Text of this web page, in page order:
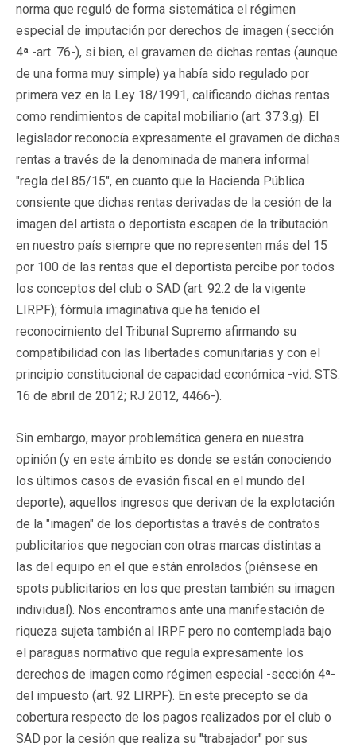
norma que reguló de forma sistemática el régimen
especial de imputación por derechos de imagen (sección
4ª -art. 76-), si bien, el gravamen de dichas rentas (aunque
de una forma muy simple) ya había sido regulado por
primera vez en la Ley 18/1991, calificando dichas rentas
como rendimientos de capital mobiliario (art. 37.3.g). El
legislador reconocía expresamente el gravamen de dichas
rentas a través de la denominada de manera informal
"regla del 85/15", en cuanto que la Hacienda Pública
consiente que dichas rentas derivadas de la cesión de la
imagen del artista o deportista escapen de la tributación
en nuestro país siempre que no representen más del 15
por 100 de las rentas que el deportista percibe por todos
los conceptos del club o SAD (art. 92.2 de la vigente
LIRPF); fórmula imaginativa que ha tenido el
reconocimiento del Tribunal Supremo afirmando su
compatibilidad con las libertades comunitarias y con el
principio constitucional de capacidad económica -vid. STS.
16 de abril de 2012; RJ 2012, 4466-).
Sin embargo, mayor problemática genera en nuestra
opinión (y en este ámbito es donde se están conociendo
los últimos casos de evasión fiscal en el mundo del
deporte), aquellos ingresos que derivan de la explotación
de la "imagen" de los deportistas a través de contratos
publicitarios que negocian con otras marcas distintas a
las del equipo en el que están enrolados (piénsese en
spots publicitarios en los que prestan también su imagen
individual). Nos encontramos ante una manifestación de
riqueza sujeta también al IRPF pero no contemplada bajo
el paraguas normativo que regula expresamente los
derechos de imagen como régimen especial -sección 4ª-
del impuesto (art. 92 LIRPF). En este precepto se da
cobertura respecto de los pagos realizados por el club o
SAD por la cesión que realiza su "trabajador" por sus